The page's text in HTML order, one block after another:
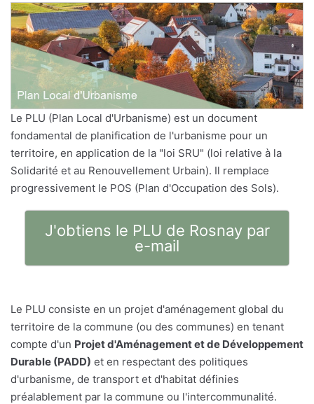
Le PLU (Plan Local d'Urbanisme) est un document
fondamental de planification de l'urbanisme pour un
territoire, en application de la "loi SRU" (loi relative à la
Solidarité et au Renouvellement Urbain). Il remplace
progressivement le POS (Plan d'Occupation des Sols).
J'obtiens le PLU de Rosnay par
e-mail
Le PLU consiste en un projet d'aménagement global du
territoire de la commune (ou des communes) en tenant
compte d'un Projet d'Aménagement et de Développement
Durable (PADD) et en respectant des politiques
d'urbanisme, de transport et d'habitat définies
préalablement par la commune ou l'intercommunalité.